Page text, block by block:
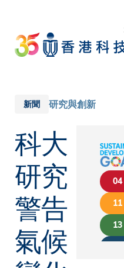
main
content
新聞 研究與創新
科大
研究
警告
氣候
04
11
13